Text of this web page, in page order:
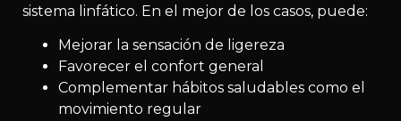
sistema linfático. En el mejor de los casos, puede:
Mejorar la sensación de ligereza
Favorecer el confort general
Complementar hábitos saludables como el
movimiento regular